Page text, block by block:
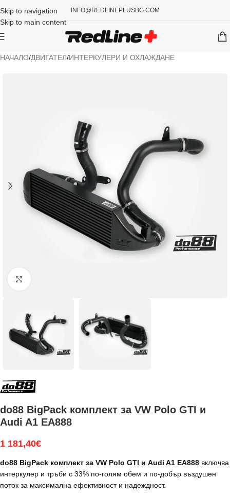
Skip to navigation
Skip to main content
INFO@REDLINEPLUSBG.COM
НАЧАЛО/ДВИГАТЕЛ/ИНТЕРКУЛЕРИ И ОХЛАЖДАНЕ
do88 BigPack комплект за VW Polo GTI и
Audi A1 EA888
1 181,40€
do88 BigPack комплект за VW Polo GTI и Audi A1 EA888 включва
интеркулер и тръби с 33% по-голям обем и по-добър въздушен
поток за максимална ефективност и надеждност.